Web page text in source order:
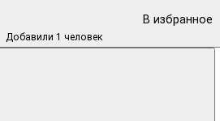
В избранное
Добавили 1 человек